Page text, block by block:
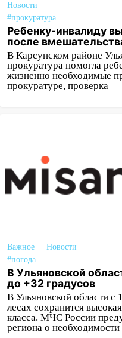
Новости
#прокуратура
Ребенку-инвалиду
после
В Карсунском районе
прокуратура помогла
жизненно необходимые
прокуратуре, проверка
Важное
Новости
#погода
В Ульяновской
до +32 градусов
В Ульяновской области с
лесах сохранится
класса. МЧС России
региона о необходимости